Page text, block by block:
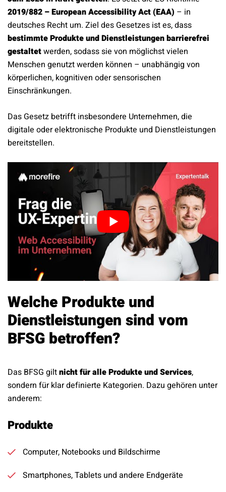
2019/882 – European Accessibility Act (EAA) – in
deutsches Recht um. Ziel des Gesetzes ist es, dass
bestimmte Produkte und Dienstleistungen barrierefrei
gestaltetwerden, sodass sie von möglichst vielen
Menschen genutzt werden können – unabhängig von
körperlichen, kognitiven oder sensorischen
Einschränkungen.
Das Gesetz betrifft insbesondere Unternehmen, die
digitale oder elektronische Produkte und Dienstleistungen
bereitstellen.
Welche Produkte und
Dienstleistungen sind vom
BFSG betroffen?
Das BFSG giltnicht für alle Produkte und Services,
sondern für klar definierte Kategorien. Dazu gehören unter
anderem:
Produkte
Computer, Notebooks und Bildschirme
Smartphones, Tablets und andere Endgeräte